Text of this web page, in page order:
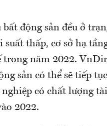
bất động sản đều ở
thấp, cơ sở hạ
năm 2022.
sản có thể sẽ tiếp
có chất lượng
2022.